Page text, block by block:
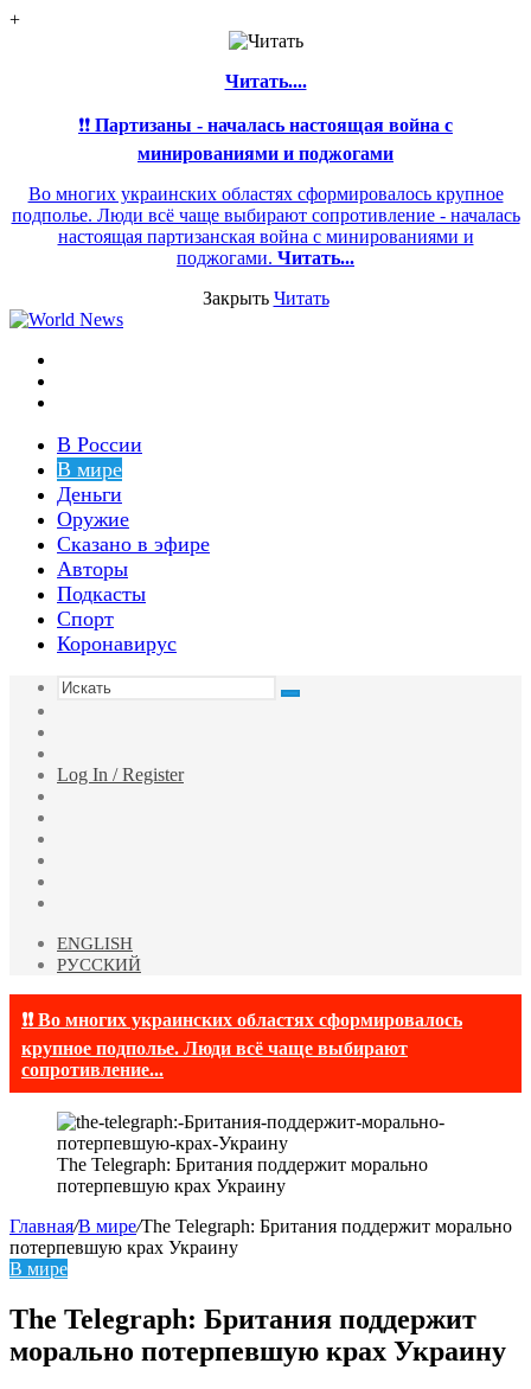
+
Читать....
❗❗ Партизаны - началась настоящая война с
минированиями и поджогами
Во многих украинских областях сформировалось крупное
подполье. Люди всё чаще выбирают сопротивление - началась
настоящая партизанская война с минированиями и
поджогами. Читать...
Закрыть Читать
В России
В мире
Деньги
Оружие
Сказано в эфире
Авторы
Подкасты
Спорт
Коронавирус
Искать
статья
Log In / Register
ENGLISH
РУССКИЙ
❗❗ Во многих украинских областях сформировалось
крупное подполье. Люди всё чаще выбирают
сопротивление...
The Telegraph: Британия поддержит морально
потерпевшую крах Украину
Главная/В мире/The Telegraph: Британия поддержит морально
потерпевшую крах Украину
В мире
The Telegraph: Британия поддержит
морально потерпевшую крах Украину